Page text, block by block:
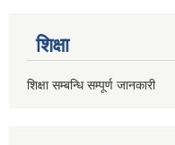
शिक्षा
शिक्षा सम्बन्धि सम्पूर्ण जानकारी